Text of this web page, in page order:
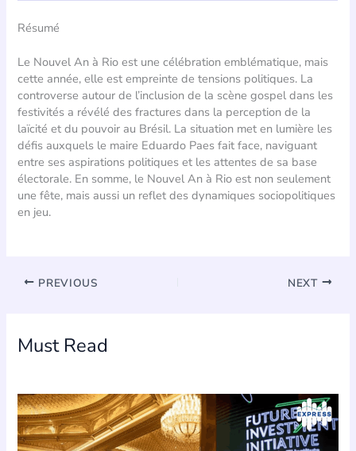
Résumé
Le Nouvel An à Rio est une célébration emblématique, mais
cette année, elle est empreinte de tensions politiques. La
controverse autour de l’inclusion de la scène gospel dans les
festivités a révélé des fractures dans la perception de la
laïcité et du pouvoir au Brésil. La situation met en lumière les
défis auxquels le maire Eduardo Paes fait face, naviguant
entre ses aspirations politiques et les attentes de sa base
électorale. En somme, le Nouvel An à Rio est non seulement
une fête, mais aussi un reflet des dynamiques sociopolitiques
en jeu.
PREVIOUS NEXT
Must Read